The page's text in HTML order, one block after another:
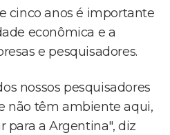
cinco anos é importante
econômica e a
e pesquisadores.
nossos pesquisadores
não têm ambiente aqui,
para a Argentina", diz